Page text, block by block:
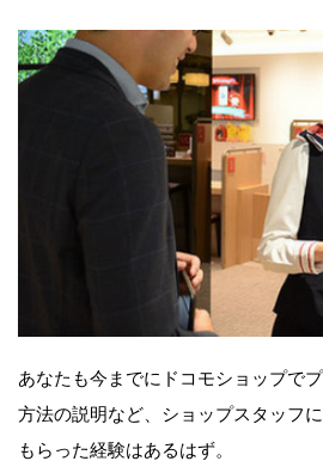
あなたも今までにドコモショップで
方法の説明など、ショップスタッフ
もらった経験はあるはず。